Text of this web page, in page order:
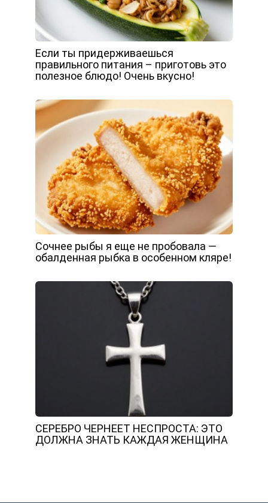
Если ты придерживаешься
правильного питания – приготовь это
полезное блюдо! Очень вкусно!
Сочнее рыбы я еще не пробовала —
обалденная рыбка в особенном кляре!
СЕРЕБРО ЧЕРНЕЕТ НЕСПРОСТА: ЭТО
ДОЛЖНА ЗНАТЬ КАЖДАЯ ЖЕНЩИНА